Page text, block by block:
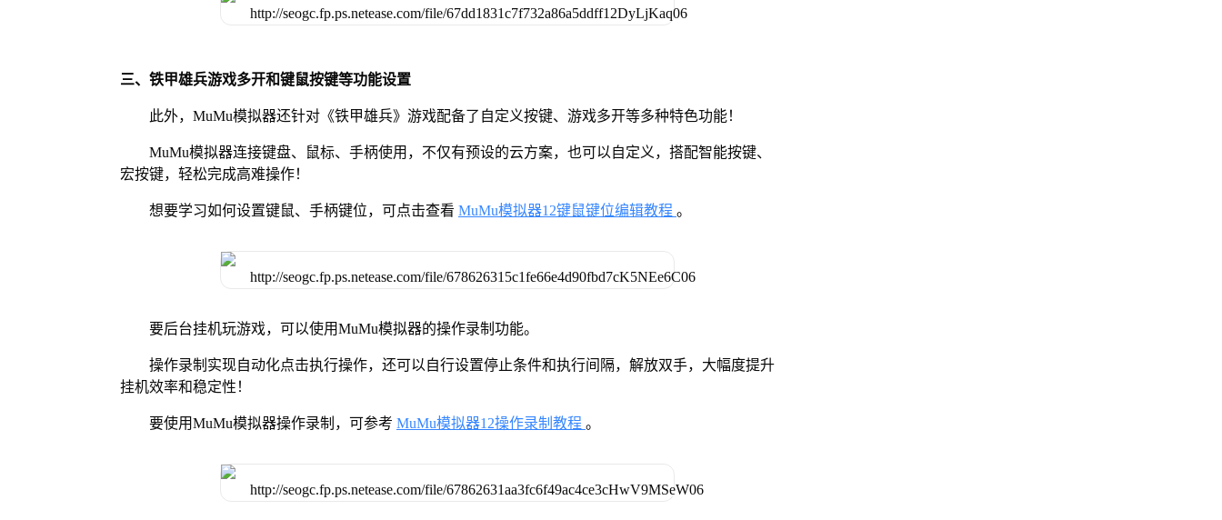
三、铁甲雄兵游戏多开和键鼠按键等功能设置
此外，MuMu模拟器还针对《铁甲雄兵》游戏配备了自定义按键、游戏多开等多种特色功能！
MuMu模拟器连接键盘、鼠标、手柄使用，不仅有预设的云方案，也可以自定义，搭配智能按键、
宏按键，轻松完成高难操作！
想要学习如何设置键鼠、手柄键位，可点击查看 MuMu模拟器12键鼠键位编辑教程 。
要后台挂机玩游戏，可以使用MuMu模拟器的操作录制功能。
操作录制实现自动化点击执行操作，还可以自行设置停止条件和执行间隔，解放双手，大幅度提升
挂机效率和稳定性！
要使用MuMu模拟器操作录制，可参考 MuMu模拟器12操作录制教程 。